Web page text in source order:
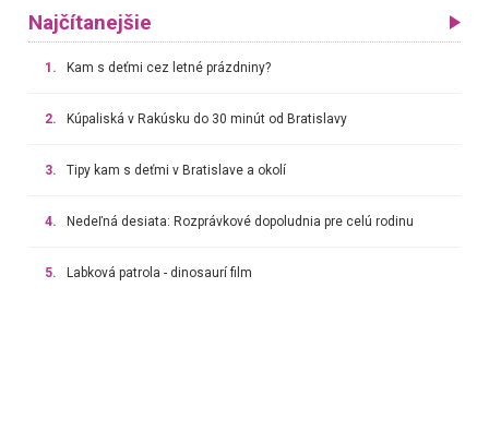
Najčítanejšie
1. Kam s deťmi cez letné prázdniny?
2. Kúpaliská v Rakúsku do 30 minút od Bratislavy
3. Tipy kam s deťmi v Bratislave a okolí
4. Nedeľná desiata: Rozprávkové dopoludnia pre celú rodinu
5. Labková patrola - dinosaurí film